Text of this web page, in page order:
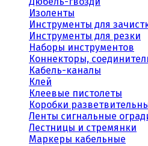
Изоленты
Инструменты для
Инструменты для резки
Наборы инструментов
Коннекторы,
Кабель-каналы
Клей
Клеевые пистолеты
Коробки
Ленты сигнальные
Лестницы и стремянки
Маркеры кабельные